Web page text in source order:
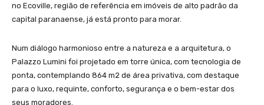
no Ecoville, região de referência em imóveis de alto padrão da
capital paranaense, já está pronto para morar.
Num diálogo harmonioso entre a natureza e a arquitetura, o
Palazzo Lumini foi projetado em torre única, com tecnologia de
ponta, contemplando 864 m2 de área privativa, com destaque
para o luxo, requinte, conforto, segurança e o bem-estar dos
seus moradores.